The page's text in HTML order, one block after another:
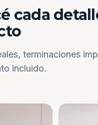
cada
terminaciones
incluido.